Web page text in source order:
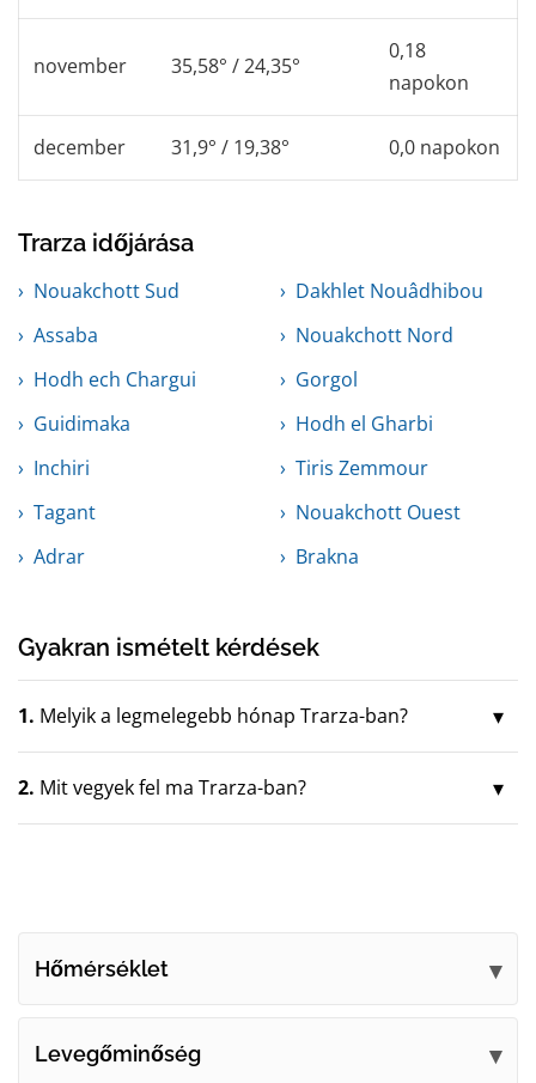
november 35,58° / 24,35°
0,18
napokon
december 31,9° / 19,38° 0,0 napokon
Trarza időjárása
Nouakchott Sud
Dakhlet Nouâdhibou
Assaba
Nouakchott Nord
Hodh ech Chargui
Gorgol
Guidimaka
Hodh el Gharbi
Inchiri
Tiris Zemmour
Tagant
Nouakchott Ouest
Adrar
Brakna
Gyakran ismételt kérdések
1. Melyik a legmelegebb hónap Trarza-ban?
2. Mit vegyek fel ma Trarza-ban?
Hőmérséklet
Levegőminőség